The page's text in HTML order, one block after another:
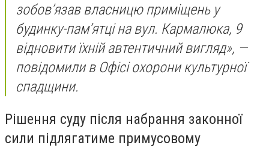
зобов’язав власницю приміщень у
будинку-пам’ятці на вул. Кармалюка, 9
відновити їхній автентичний вигляд», —
повідомили в Офісі охорони культурної
спадщини.
Рішення суду після набрання законної
сили підлягатиме примусовому